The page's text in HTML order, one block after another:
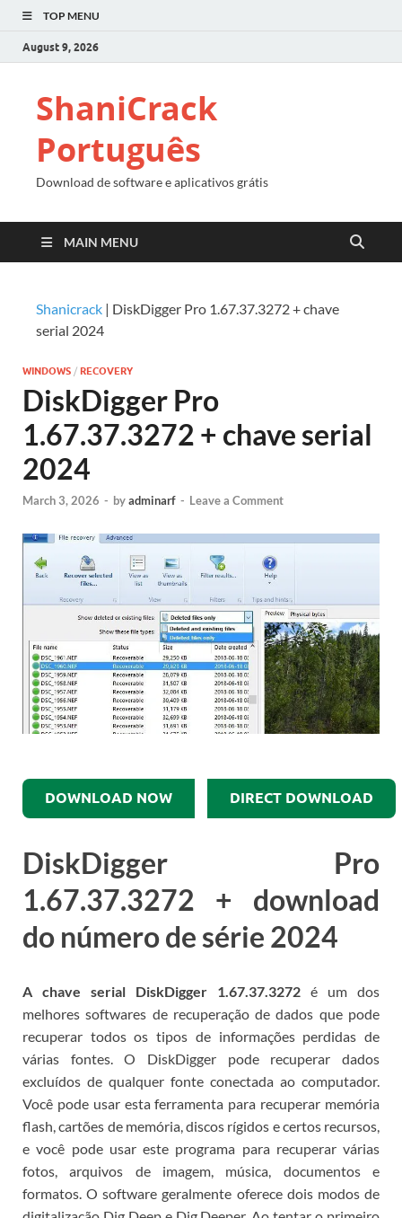
TOP MENU
August 9, 2026
ShaniCrack
Português
Download de software e aplicativos grátis
MAIN MENU
Shanicrack | DiskDigger Pro 1.67.37.3272 + chave
serial 2024
WINDOWS / RECOVERY
DiskDigger Pro
1.67.37.3272 + chave serial
2024
March 3, 2026 - byadminarf - Leave a Comment
DOWNLOAD NOW DIRECT DOWNLOAD
DiskDigger Pro
1.67.37.3272 + download
do número de série 2024
A chave serial DiskDigger 1.67.37.3272 é um dos
melhores softwares de recuperação de dados que pode
recuperar todos os tipos de informações perdidas de
várias fontes.O DiskDigger pode recuperar dados
excluídos de qualquer fonte conectada ao computador.
Você pode usar esta ferramenta para recuperar memória
flash, cartões de memória, discos rígidos e certos recursos,
e você pode usar este programa para recuperar várias
fotos, arquivos de imagem, música, documentos e
formatos.O software geralmente oferece dois modos de